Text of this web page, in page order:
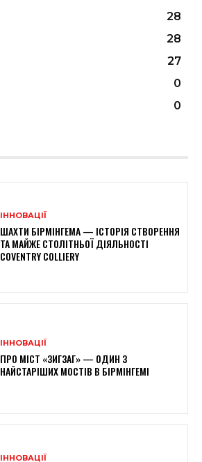
28
28
27
0
0
ІННОВАЦІЇ
ШАХТИ БІРМІНГЕМА — ІСТОРІЯ СТВОРЕННЯ
ТА МАЙЖЕ СТОЛІТНЬОЇ ДІЯЛЬНОСТІ
COVENTRY COLLIERY
ІННОВАЦІЇ
ПРО МІСТ «ЗИГЗАГ» — ОДИН З
НАЙСТАРІШИХ МОСТІВ В БІРМІНГЕМІ
ІННОВАЦІЇ